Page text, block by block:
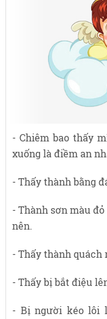
- Chiêm bao thấy
xuống là điềm an
- Thấy thành bằng
- Thành sơn màu
nên.
- Thấy thành quách
- Thấy bị bắt điệu
- Bị người kéo lôi